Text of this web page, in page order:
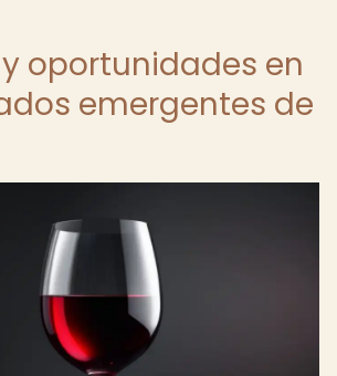
oportunidades en
emergentes de